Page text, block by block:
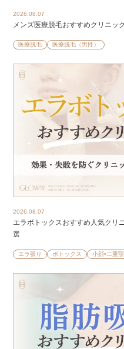
2026.08.07
メンズ医療脱毛おすすめクリニッ
医療脱毛 医療脱毛（男性）
2026.08.07
エラボトックスおすすめ人気クリ
選
エラ張り ボトックス 小顔•二重顎